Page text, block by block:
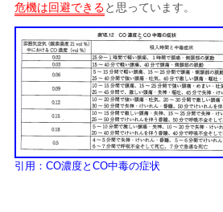
危機は回避できると思っています。
引用：CO濃度とCO中毒の症状